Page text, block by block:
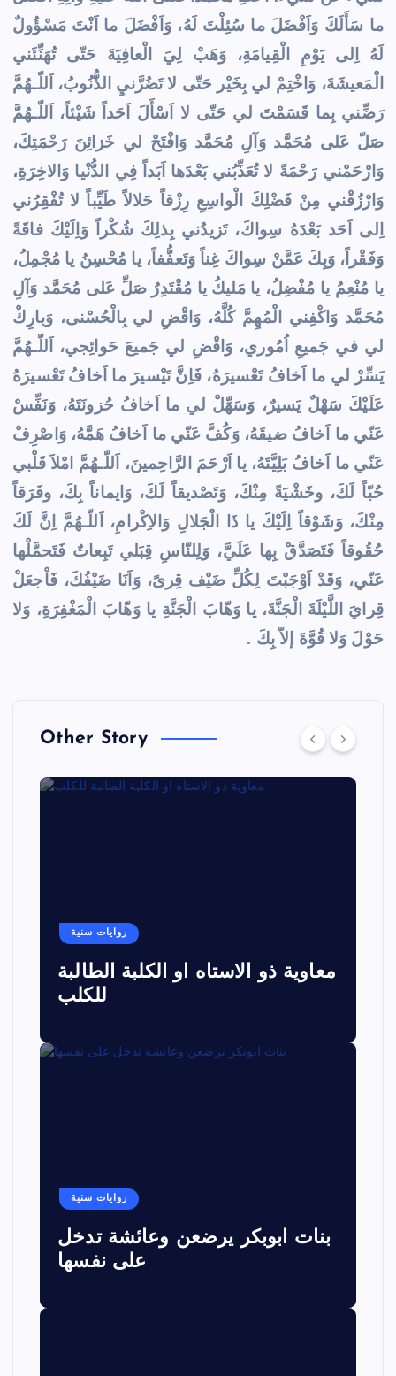
ما سَأَلَكَ وَاَفْضَلَ ما سُئِلْتَ لَهُ، وَاَفْضَلَ ما اَنْتَ مَسْؤُولٌ
لَهُ اِلى يَوْمِ الْقِيامَةِ، وَهَبْ لِيَ الْعافِيَةَ حَتّى تُهَنِّئَني
الْمَعيشَةَ، وَاخْتِمْ لي بِخَيْر حَتّى لا تَضُرَّنيِ الذُّنُوبُ، اَللّـهُمَّ
رَضِّني بِما قَسَمْتَ لي حَتّى لا اَسْأَلَ اَحَداً شَيْئاً، اَللّـهُمَّ
صَلّ عَلى مُحَمَّد وَآلِ مُحَمَّد وَافْتَحْ لي خَزائِنَ رَحْمَتِكَ،
وَارْحَمْني رَحْمَةً لا تُعَذِّبُني بَعْدَها اَبَداً فِي الدُّنْيا وَالاخِرَةِ،
وَارْزُقْني مِنْ فَضْلِكَ الْواسِعِ رِزْقاً حَلالاً طَيِّباً لا تُفْقِرُني
اِلى اَحَد بَعْدَهُ سِواكَ، تَزيدُني بِذلِكَ شُكْراً وَاِلَيْكَ فاقَةً
وَفَقْراً، وَبِكَ عَمَّنْ سِواكَ غِناً وَتَعفُّفاً، يا مُحْسِنُ يا مُجْمِلُ،
يا مُنْعِمُ يا مُفْضِلُ، يا مَليكُ يا مُقْتَدِرُ صَلِّ عَلى مُحَمَّد وَآلِ
مُحَمَّد وَاكْفِني الْمُهِمَّ كُلَّهُ، وَاقْضِ لي بِالْحُسْنى، وَبارِكْ
لي في جَميعِ اُمُوري، وَاقْضِ لي جَميعَ حَوائِجي، اَللّـهُمَّ
يَسِّرْ لي ما اَخافُ تَعْسيرَهُ، فَاِنَّ تَيْسيرَ ما اَخافُ تَعْسيرَهُ
عَلَيْكَ سَهْلٌ يَسيرٌ، وَسَهِّلْ لي ما اَخافُ حُزونَتَهُ، وَنَفِّسْ
عَنّي ما اَخافُ ضيقَهُ، وَكُفَّ عَنّي ما اَخافُ هَمَّهُ، وَاصْرِفْ
عَنّي ما اَخافُ بَلِيَّتَهُ، يا اَرْحَمَ الرَّاحِمينَ، اَللّـهُمَّ امْلاَ قَلْبي
حُبّاً لَكَ، وخَشْيَةً مِنْكَ، وَتَصْديقاً لَكَ، وَايماناً بِكَ، وفَرَقاً
مِنْكَ، وَشَوْقاً اِلَيْكَ يا ذَا الْجَلالِ وَالاِكْرامِ، اَللّـهُمَّ اِنَّ لَكَ
حُقُوقاً فَتَصَدَّقْ بِها عَلَيَّ، وَلِلنّاسِ قِبَلي تَبِعاتٌ فَتَحمَّلْها
عَنّي، وَقَدْ اَوْجَبْتَ لِكُلِّ ضَيْف قِرىً، وَاَنَا ضَيْفُكَ، فَاْجعَلْ
قِرايَ اللَّيْلَةَ الْجَنَّةَ، يا وَهّابَ الْجَنَّةِ يا وَهّابَ الْمَغْفِرَةِ، وَلا
حَوْلَ وَلا قُوَّةَ إلاّ بِكَ .
Other Story
روايات سنية
معاوية ذو الاستاه او الكلبة الطالبة
للكلب
روايات سنية
بنات ابوبكر يرضعن وعائشة تدخل
على نفسها